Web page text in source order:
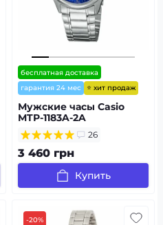
бесплатная доставка
гарантия 24 мес
⭐ хит продаж
Мужские часы Casio
MTP-1183A-2A
26
3 460 грн
Купить
-20%